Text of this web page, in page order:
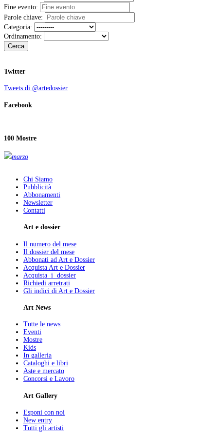
Fine evento:
Parole chiave:
Categoria:
Ordinamento:
Cerca
Twitter
Tweets di @artedossier
Facebook
100 Mostre
marzo
Chi Siamo
Pubblicità
Abbonamenti
Newsletter
Contatti
Art e dossier
Il numero del mese
Il dossier del mese
Abbonati ad Art e Dossier
Acquista Art e Dossier
Acquista i dossier
Richiedi arretrati
Gli indici di Art e Dossier
Art News
Tutte le news
Eventi
Mostre
Kids
In galleria
Cataloghi e libri
Aste e mercato
Concorsi e Lavoro
Art Gallery
Esponi con noi
New entry
Tutti gli artisti